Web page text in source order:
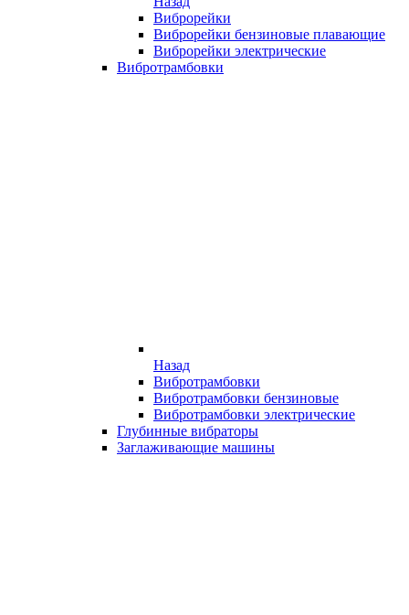
Виброрейки
Виброрейки бензиновые плавающие
Виброрейки электрические
Вибротрамбовки
Назад
Вибротрамбовки
Вибротрамбовки бензиновые
Вибротрамбовки электрические
Глубинные вибраторы
Заглаживающие машины